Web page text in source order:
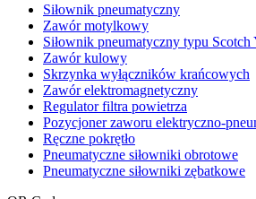
Siłownik pneumatyczny
Zawór motylkowy
Siłownik pneumatyczny typu Scotch
Zawór kulowy
Skrzynka wyłączników krańcowych
Zawór elektromagnetyczny
Regulator filtra powietrza
Pozycjoner zaworu elektryczno-
Ręczne pokrętło
Pneumatyczne siłowniki obrotowe
Pneumatyczne siłowniki zębatkowe